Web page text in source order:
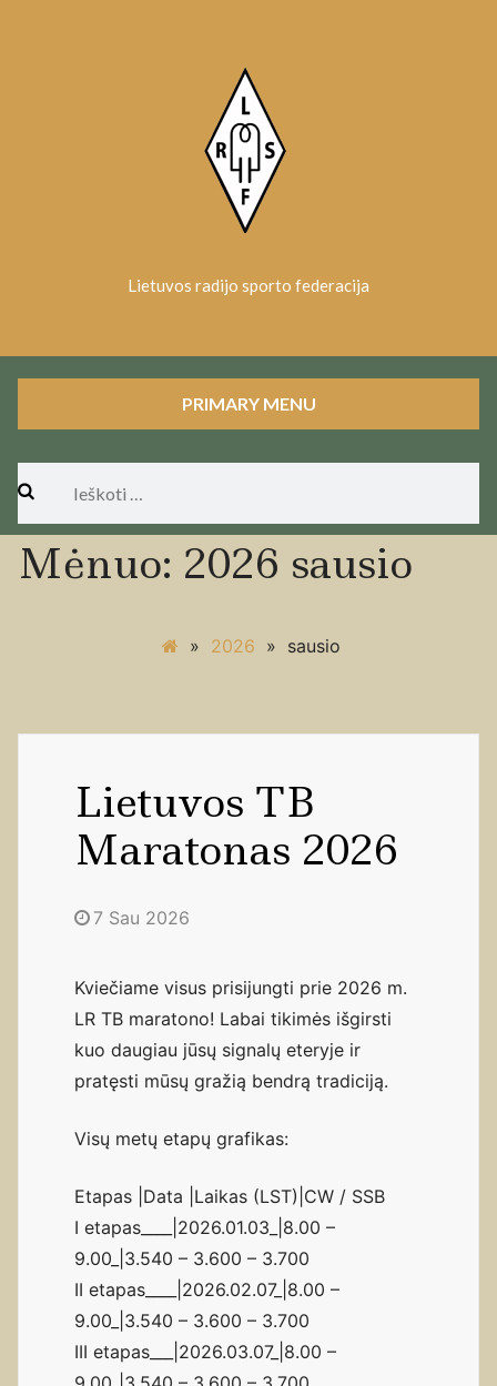
Lietuvos radijo sporto federacija
PRIMARY MENU
Ieškoti:
Mėnuo: 2026 sausio
» 2026 » sausio
Lietuvos TB
Maratonas 2026
7 Sau 2026
Kviečiame visus prisijungti prie 2026 m.
LR TB maratono! Labai tikimės išgirsti
kuo daugiau jūsų signalų eteryje ir
pratęsti mūsų gražią bendrą tradiciją.
Visų metų etapų grafikas:
Etapas |Data |Laikas (LST)|CW / SSB
I etapas____|2026.01.03_|8.00 –
9.00_|3.540 – 3.600 – 3.700
II etapas____|2026.02.07_|8.00 –
9.00_|3.540 – 3.600 – 3.700
III etapas___|2026.03.07_|8.00 –